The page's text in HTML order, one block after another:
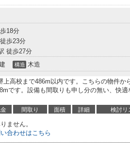
18分
歩23分
徒歩27分
構造 木造
上高校まで486m以内です。こちらの物件か
です。設備も間取りも申し分の無い、快適
間取り 面積 詳細 検討リ
ません。
合わせはこちら